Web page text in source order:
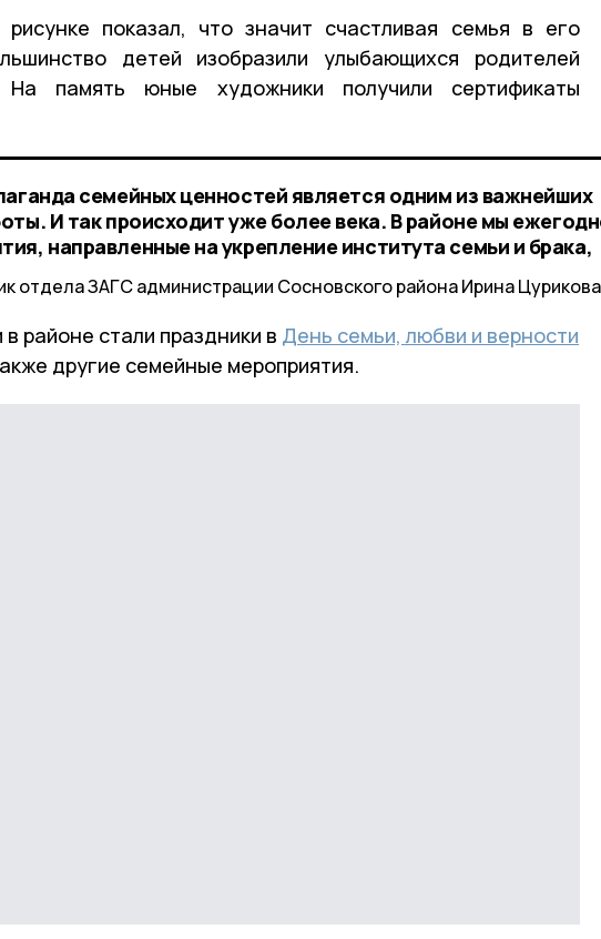
показал, что значит счастливая семья в его
детей изобразили улыбающихся родителей
память юные художники получили сертификаты
семейных ценностей является одним из важнейших
И так происходит уже более века. В районе мы
направленные на укрепление института семьи и брака,
отдела ЗАГС администрации Сосновского района Ирина
районе стали праздники в День семьи, любви и верности
другие семейные мероприятия.